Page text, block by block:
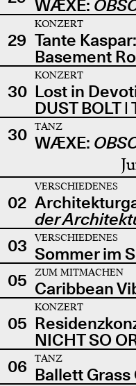
WÆXE:
29
KONZERT
Tante
Basement
30
KONZERT
Lost in
DUST BOLT |
30
TANZ
WÆXE:
02
VERSCHIEDENES
der
03
VERSCHIEDENES
Sommer im
05
ZUM MITMACHEN
Caribbean
05
KONZERT
NICHT SO
06
TANZ
Ballett Grass